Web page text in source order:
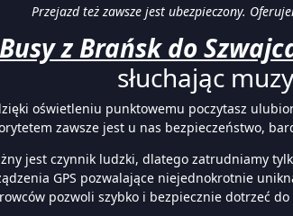
Przejazd też zawsze jest ubezpieczony.
Busy z Brańsk do
słuchając
oświetleniu punktowemu poczytasz
zawsze jest u nas bezpieczeństwo,
jest czynnik ludzki, dlatego zatrudniamy
GPS pozwalające niejednokrotnie
pozwoli szybko i bezpiecznie dotrzeć do